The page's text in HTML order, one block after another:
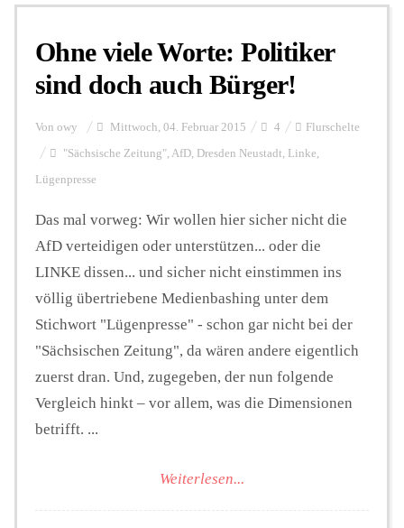
Personalien
Hintergrund
FUNKTURM-Beiträge
Podcast
Seminare
Unterstützen
Ohne viele Worte: Politiker
sind doch auch Bürger!
Von owy Mittwoch, 04. Februar 2015 4 Flurschelte
"Sächsische Zeitung", AfD, Dresden Neustadt, Linke,
Lügenpresse
Das mal vorweg: Wir wollen hier sicher nicht die
AfD verteidigen oder unterstützen... oder die
LINKE dissen... und sicher nicht einstimmen ins
völlig übertriebene Medienbashing unter dem
Stichwort "Lügenpresse" - schon gar nicht bei der
"Sächsischen Zeitung", da wären andere eigentlich
zuerst dran. Und, zugegeben, der nun folgende
Vergleich hinkt – vor allem, was die Dimensionen
betrifft. ...
Weiterlesen...